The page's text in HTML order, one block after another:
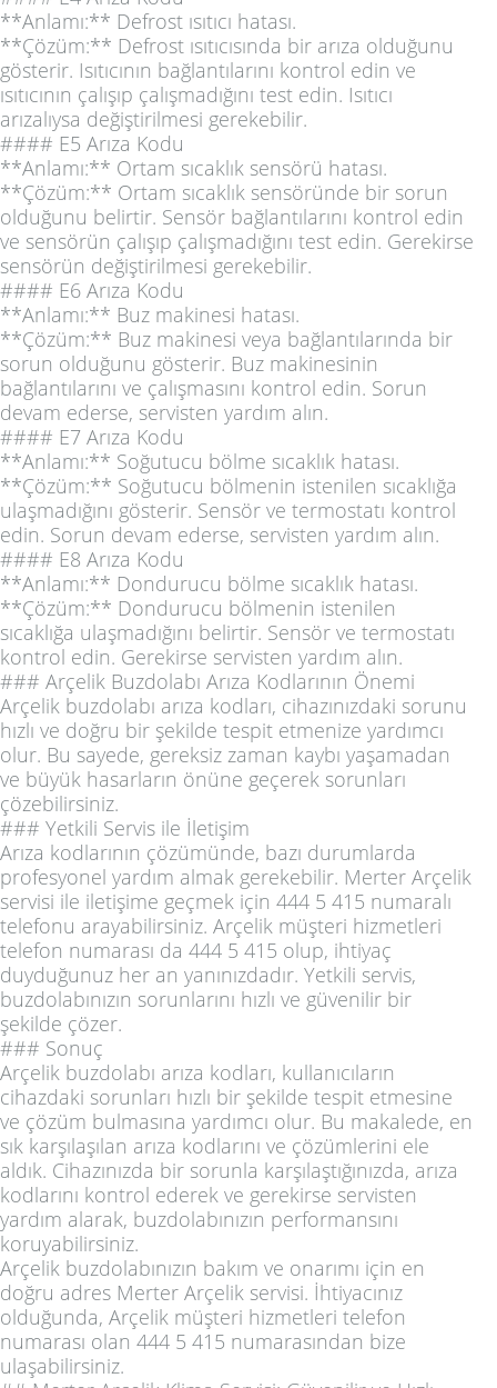
**Anlamı:** Defrost ısıtıcı hatası.
**Çözüm:** Defrost ısıtıcısında bir arıza olduğunu
gösterir. Isıtıcının bağlantılarını kontrol edin ve
ısıtıcının çalışıp çalışmadığını test edin. Isıtıcı
arızalıysa değiştirilmesi gerekebilir.
#### E5 Arıza Kodu
**Anlamı:** Ortam sıcaklık sensörü hatası.
**Çözüm:** Ortam sıcaklık sensöründe bir sorun
olduğunu belirtir. Sensör bağlantılarını kontrol edin
ve sensörün çalışıp çalışmadığını test edin. Gerekirse
sensörün değiştirilmesi gerekebilir.
#### E6 Arıza Kodu
**Anlamı:** Buz makinesi hatası.
**Çözüm:** Buz makinesi veya bağlantılarında bir
sorun olduğunu gösterir. Buz makinesinin
bağlantılarını ve çalışmasını kontrol edin. Sorun
devam ederse, servisten yardım alın.
#### E7 Arıza Kodu
**Anlamı:** Soğutucu bölme sıcaklık hatası.
**Çözüm:** Soğutucu bölmenin istenilen sıcaklığa
ulaşmadığını gösterir. Sensör ve termostatı kontrol
edin. Sorun devam ederse, servisten yardım alın.
#### E8 Arıza Kodu
**Anlamı:** Dondurucu bölme sıcaklık hatası.
**Çözüm:** Dondurucu bölmenin istenilen
sıcaklığa ulaşmadığını belirtir. Sensör ve termostatı
kontrol edin. Gerekirse servisten yardım alın.
### Arçelik Buzdolabı Arıza Kodlarının Önemi
Arçelik buzdolabı arıza kodları, cihazınızdaki sorunu
hızlı ve doğru bir şekilde tespit etmenize yardımcı
olur. Bu sayede, gereksiz zaman kaybı yaşamadan
ve büyük hasarların önüne geçerek sorunları
çözebilirsiniz.
### Yetkili Servis ile İletişim
Arıza kodlarının çözümünde, bazı durumlarda
profesyonel yardım almak gerekebilir. Merter Arçelik
servisi ile iletişime geçmek için 444 5 415 numaralı
telefonu arayabilirsiniz. Arçelik müşteri hizmetleri
telefon numarası da 444 5 415 olup, ihtiyaç
duyduğunuz her an yanınızdadır. Yetkili servis,
buzdolabınızın sorunlarını hızlı ve güvenilir bir
şekilde çözer.
### Sonuç
Arçelik buzdolabı arıza kodları, kullanıcıların
cihazdaki sorunları hızlı bir şekilde tespit etmesine
ve çözüm bulmasına yardımcı olur. Bu makalede, en
sık karşılaşılan arıza kodlarını ve çözümlerini ele
aldık. Cihazınızda bir sorunla karşılaştığınızda, arıza
kodlarını kontrol ederek ve gerekirse servisten
yardım alarak, buzdolabınızın performansını
koruyabilirsiniz.
Arçelik buzdolabınızın bakım ve onarımı için en
doğru adres Merter Arçelik servisi. İhtiyacınız
olduğunda, Arçelik müşteri hizmetleri telefon
numarası olan 444 5 415 numarasından bize
ulaşabilirsiniz.